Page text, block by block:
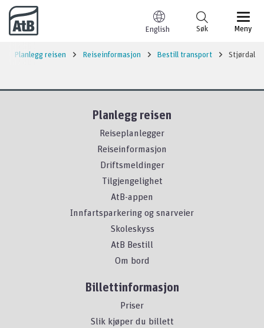
Til innhold
English Meny
Søk
Planlegg reisen Reiseinformasjon Bestill transport Stjørdal
Planlegg reisen
Reiseplanlegger
Reiseinformasjon
Driftsmeldinger
Tilgjengelighet
AtB-appen
Innfartsparkering og snarveier
Skoleskyss
AtB Bestill
Om bord
Billettinformasjon
Priser
Slik kjøper du billett